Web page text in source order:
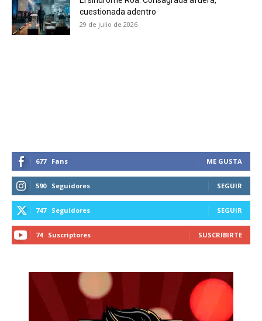
No te pierdas de las
últimas noticias
tobacco harm reduction in your email.
cuestionada adentro
29 de julio de 2026
677 Fans ME GUSTA
590 Seguidores SEGUIR
747 Seguidores SEGUIR
74 Suscriptores SUSCRIBIRTE